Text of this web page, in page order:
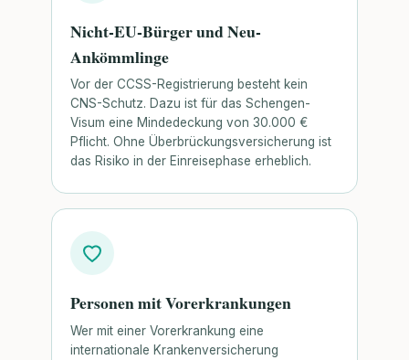
Nicht-EU-Bürger und Neu-
Ankömmlinge
Vor der CCSS-Registrierung besteht kein
CNS-Schutz. Dazu ist für das Schengen-
Visum eine Mindedeckung von 30.000 €
Pflicht. Ohne Überbrückungsversicherung ist
das Risiko in der Einreisephase erheblich.
Personen mit Vorerkrankungen
Wer mit einer Vorerkrankung eine
internationale Krankenversicherung